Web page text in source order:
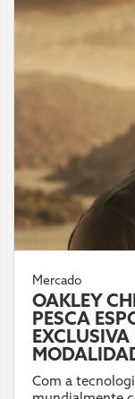
Mercado
OAKLEY
PESCA
Com a